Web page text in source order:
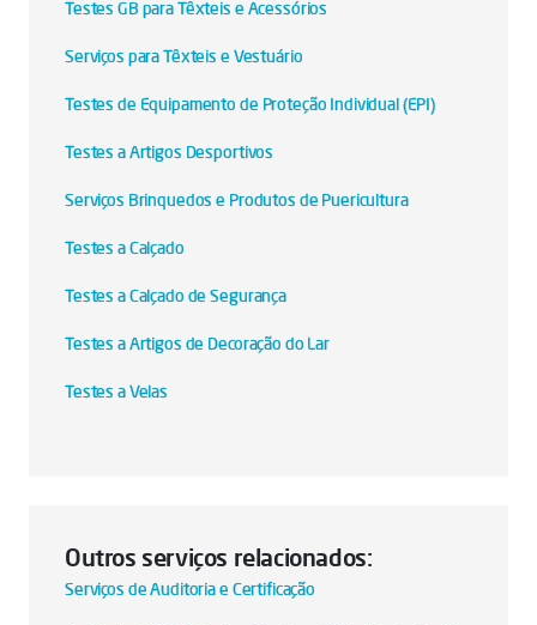
Testes GB para Têxteis e Acessórios
Serviços para Têxteis e Vestuário
Testes de Equipamento de Proteção Individual (EPI)
Testes a Artigos Desportivos
Serviços Brinquedos e Produtos de Puericultura
Testes a Calçado
Testes a Calçado de Segurança
Testes a Artigos de Decoração do Lar
Testes a Velas
Outros serviços relacionados:
Serviços de Auditoria e Certificação